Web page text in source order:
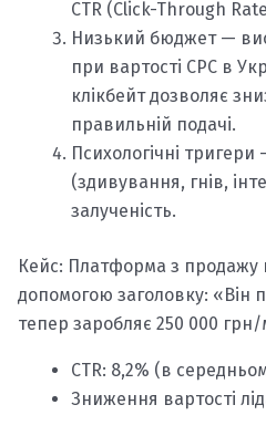
CTR (Click-Through
Низький бюджет —
при вартості CPC в
клікбейт дозволяє
правильній подачі.
Психологічні
(здивування, гнів,
залученість.
Кейс: Платформа з продажу
допомогою заголовку: «Він
тепер заробляє 250 000
CTR: 8,2% (в
Зниження вартості